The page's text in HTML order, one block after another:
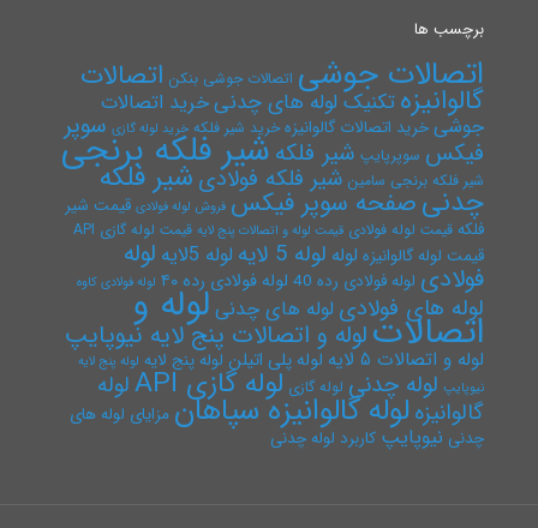
برچسب ها
اتصالات جوشی اتصالات جوشی بنکن اتصالات
گالوانیزهتکنیک لوله های چدنیخرید اتصالات
جوشیخرید اتصالات گالوانیزه خرید شیر فلکه خرید لوله گازی سوپر
فیکس سوپرپایپ شیر فلکه شیر فلکه برنجی
شیر فلکه برنجی سامین شیر فلکه فولادی شیر فلکه
چدنیصفحه سوپر فیکس فروش لوله فولادی قیمت شیر
فلکه قیمت لوله فولادی قیمت لوله و اتصالات پنج لایه قیمت لوله گازی API
قیمت لوله گالوانیزه لوله لوله 5 لایه لوله 5لایه لوله
فولادی لوله فولادی رده 40 لوله فولادی رده ۴۰ لوله فولادی کاوه
لوله های فولادی لوله های چدنی لوله و اتصالاتلوله و اتصالات پنج لایه نیوپایپ
لوله و اتصالات ۵ لایه لوله پلی اتیلن لوله پنج لایه لوله پنج لایه
نیوپایپ لوله چدنی لوله گازی لوله گازی API لوله
گالوانیزه لوله گالوانیزه سپاهان مزایای لوله های
چدنی نیوپایپ کاربرد لوله چدنی